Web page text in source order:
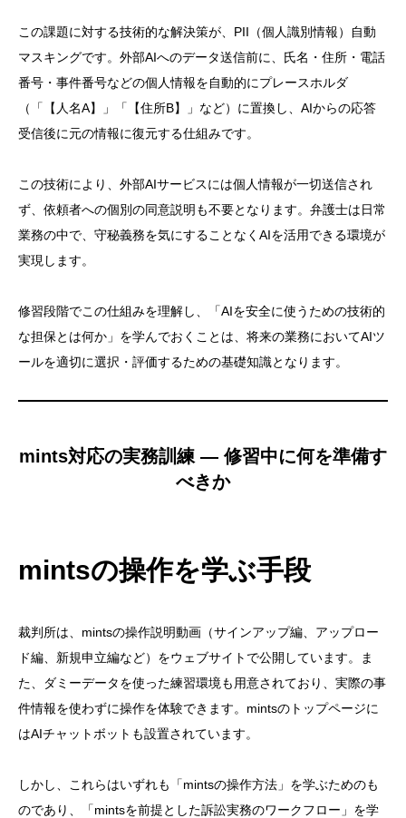
この課題に対する技術的な解決策が、PII（個人識別情報）自動
マスキングです。外部AIへのデータ送信前に、氏名・住所・電話
番号・事件番号などの個人情報を自動的にプレースホルダ
（「【人名A】」「【住所B】」など）に置換し、AIからの応答
受信後に元の情報に復元する仕組みです。
この技術により、外部AIサービスには個人情報が一切送信され
ず、依頼者への個別の同意説明も不要となります。弁護士は日常
業務の中で、守秘義務を気にすることなくAIを活用できる環境が
実現します。
修習段階でこの仕組みを理解し、「AIを安全に使うための技術的
な担保とは何か」を学んでおくことは、将来の業務においてAIツ
ールを適切に選択・評価するための基礎知識となります。
mints対応の実務訓練 — 修習中に何を準備す
べきか
mintsの操作を学ぶ手段
裁判所は、mintsの操作説明動画（サインアップ編、アップロー
ド編、新規申立編など）をウェブサイトで公開しています。ま
た、ダミーデータを使った練習環境も用意されており、実際の事
件情報を使わずに操作を体験できます。mintsのトップページに
はAIチャットボットも設置されています。
しかし、これらはいずれも「mintsの操作方法」を学ぶためのも
のであり、「mintsを前提とした訴訟実務のワークフロー」を学